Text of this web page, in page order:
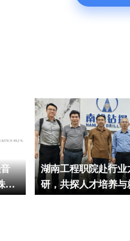
洲
湖南工程职院赴行业
研，共探人才培养与